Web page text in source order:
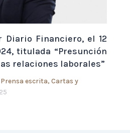
Financiero, el 12
titulada “Presunción
relaciones laborales”
Prensa escrita, Cartas y